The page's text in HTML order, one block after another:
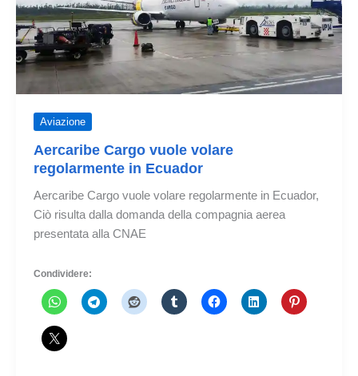
Aviazione
Aercaribe Cargo vuole volare
regolarmente in Ecuador
Aercaribe Cargo vuole volare regolarmente in Ecuador,
Ciò risulta dalla domanda della compagnia aerea
presentata alla CNAE
Condividere: